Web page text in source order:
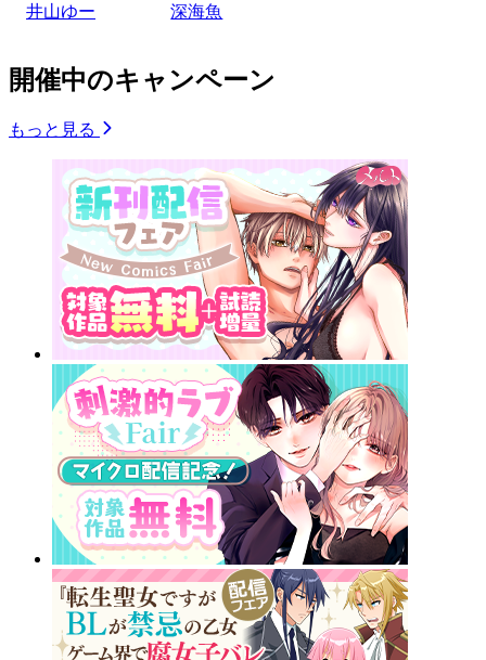
井山ゆー 深海魚
開催中のキャンペーン
もっと見る